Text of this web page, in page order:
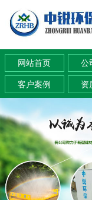
网站首页 公
客户案例 资